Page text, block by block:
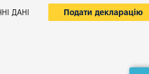
ДАНІ Подати декларацію